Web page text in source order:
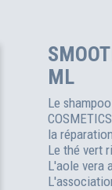
ML
Le
la
Le thé vert
L'aole vera